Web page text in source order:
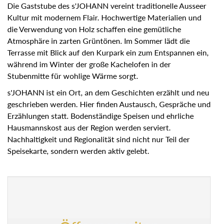
Die Gaststube des s'JOHANN vereint traditionelle Ausseer
Kultur mit modernem Flair. Hochwertige Materialien und
die Verwendung von Holz schaffen eine gemütliche
Atmosphäre in zarten Grüntönen. Im Sommer lädt die
Terrasse mit Blick auf den Kurpark ein zum Entspannen
ein, während im Winter der große Kachelofen in der
Stubenmitte für wohlige Wärme sorgt.
s'JOHANN ist ein Ort, an dem Geschichten erzählt und neu
geschrieben werden. Hier finden Austausch, Gespräche
und Erzählungen statt. Bodenständige Speisen und
ehrliche Hausmannskost aus der Region werden serviert.
Nachhaltigkeit und Regionalität sind nicht nur Teil der
Speisekarte, sondern werden aktiv gelebt.